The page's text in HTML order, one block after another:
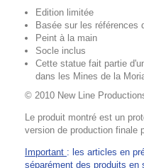
Edition limitée
Basée sur les références
Peint à la main
Socle inclus
Cette statue fait partie
dans les Mines de la
© 2010 New Line
Le produit montré est un
version de production finale
Important : les articles en
séparément des produits